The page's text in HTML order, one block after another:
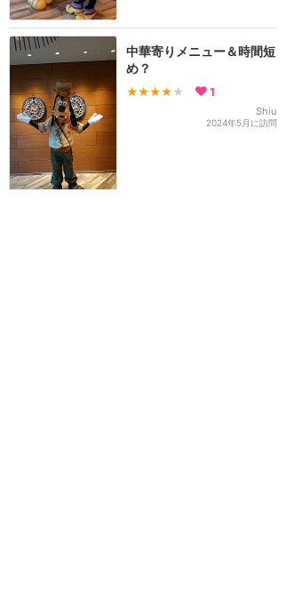
中華寄りメニュー＆時間短
め？
★★★★ ★ 1
Shiu
2024年5月に訪問